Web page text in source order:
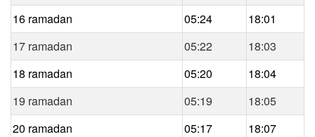
16 ramadan
05:24
18:01
17 ramadan
05:22
18:03
18 ramadan
05:20
18:04
19 ramadan
05:19
18:05
20 ramadan
05:17
18:07